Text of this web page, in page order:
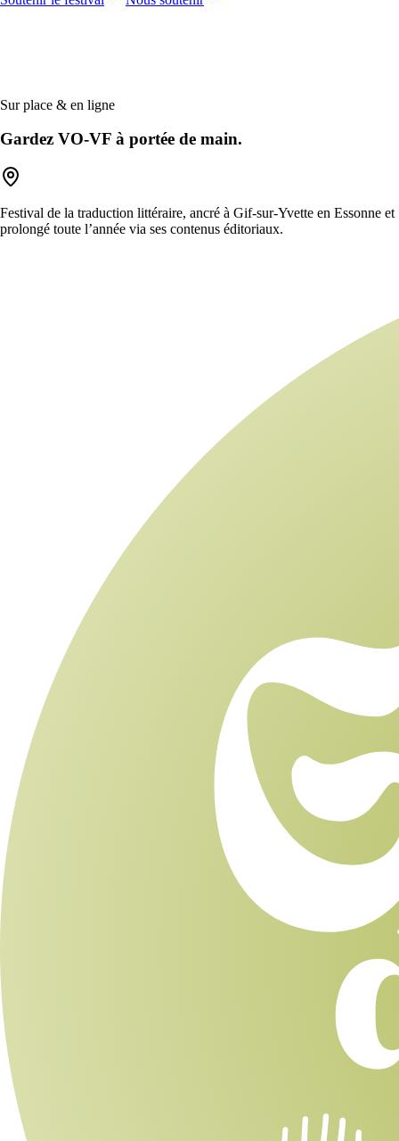
Sur place & en ligne
Gardez VO-VF à portée de main.
Festival de la traduction littéraire, ancré à Gif-sur-Yvette en Essonne et
prolongé toute l’année via ses contenus éditoriaux.